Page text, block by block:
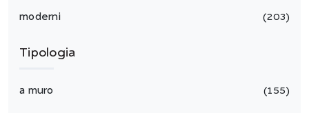
moderni 203
Tipologia
a muro 155